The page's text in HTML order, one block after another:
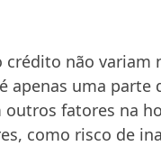
não variam
apenas uma
fatores na
como risco de